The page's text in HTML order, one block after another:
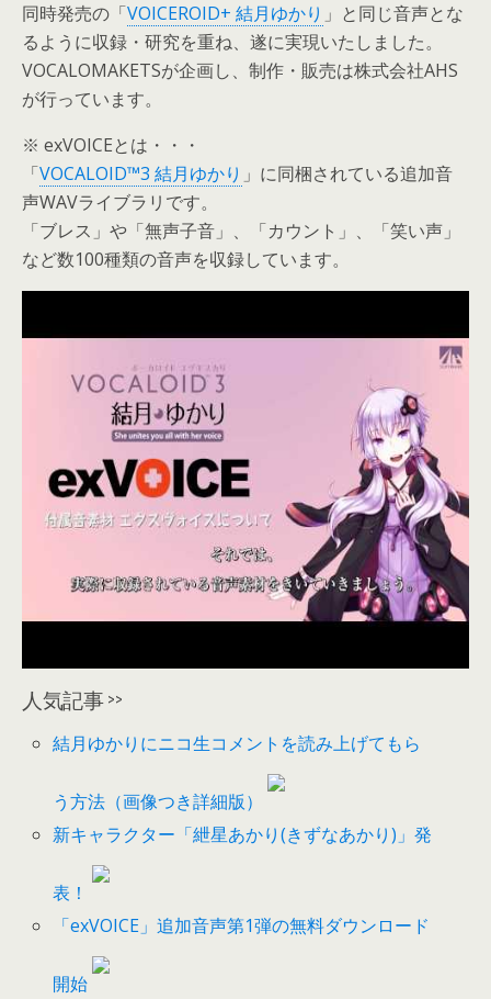
同時発売の「VOICEROID+ 結月ゆかり 」と同じ音声とな
るように収録・研究を重ね、遂に実現いたしました。
VOCALOMAKETSが企画し、制作・販売は株式会社AHS
が行っています。
※ exVOICEとは・・・
「VOCALOID™3 結月ゆかり 」に同梱されている追加音
声WAVライブラリです。
「ブレス」や「無声子音」、「カウント」、「笑い声」
など数100種類の音声を収録しています。
人気記事 >>
結月ゆかりにニコ生コメントを読み上げてもら
う方法（画像つき詳細版）
新キャラクター「紲星あかり(きずなあかり)」発
表！
「exVOICE」追加音声第1弾の無料ダウンロード
開始